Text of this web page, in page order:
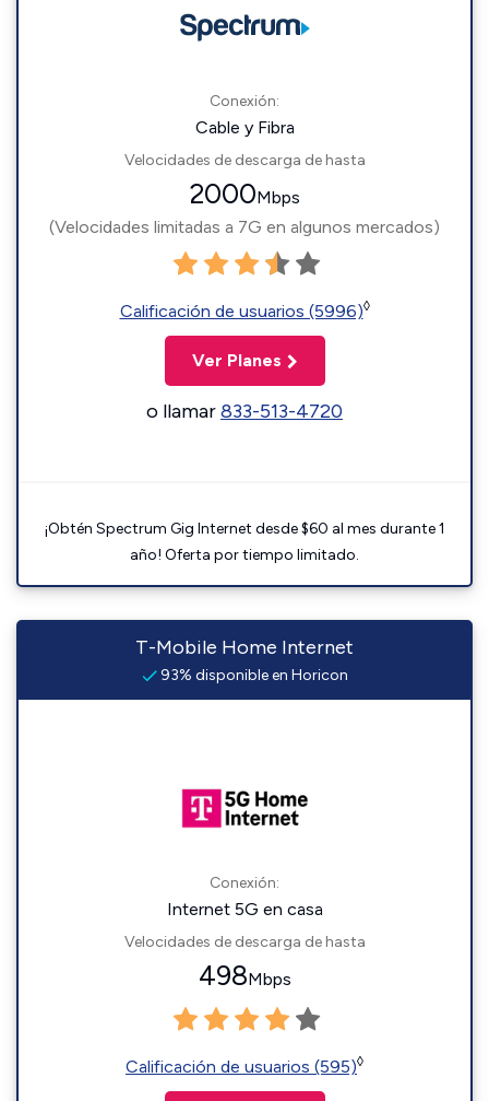
Conexión:
Cable y Fibra
Velocidades de descarga de hasta
2000Mbps
(Velocidades limitadas a 7G en algunos mercados)
Calificación de usuarios (5996)◊
Ver Planes
o llamar833-513-4720
¡Obtén Spectrum Gig Internet desde $60 al mes durante 1
año! Oferta por tiempo limitado.
T-Mobile Home Internet
93% disponible en Horicon
Conexión:
Internet 5G en casa
Velocidades de descarga de hasta
498Mbps
Calificación de usuarios (595)◊